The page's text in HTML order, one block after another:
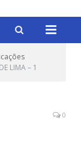
LIMA – 1
0